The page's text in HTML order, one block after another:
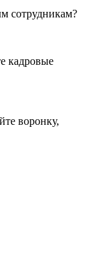
сотрудникам?
кадровые
воронку,